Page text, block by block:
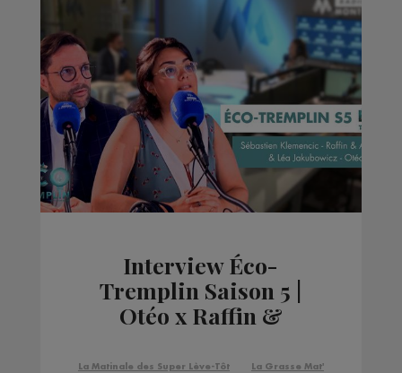
Interview Éco-
Tremplin Saison 5 |
Otéo x Raffin &
La Matinale des Super Lève-Tôt
La Grasse Mat'